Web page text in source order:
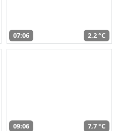
07:06 2,2 °C
09:06 7,7 °C